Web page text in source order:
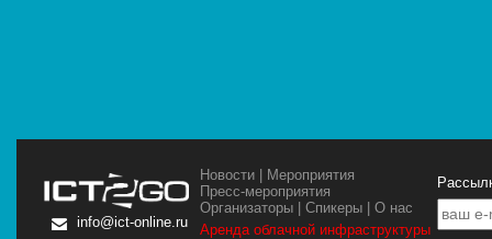
info@ict-online.ru
Новости | Мероприятия
Пресс-мероприятия
Организаторы |Спикеры |О нас
Аренда облачной инфраструктуры